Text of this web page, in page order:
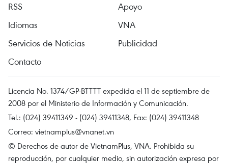
RSS
Apoyo
Idiomas
VNA
Servicios de Noticias
Publicidad
Contacto
Licencia No. 1374/GP-BTTTT expedida el 11 de septiembre de
2008 por el Ministerio de Información y Comunicación.
Tel.: (024) 39411349 - (024) 39411348, Fax: (024) 39411348
Correo: vietnamplus@vnanet.vn
© Derechos de autor de VietnamPlus, VNA. Prohibida su
reproducción, por cualquier medio, sin autorización expresa por